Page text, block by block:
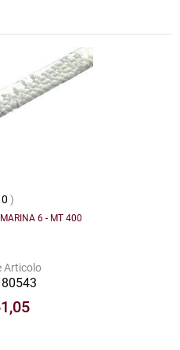
0 )
6 - MT 400
Articolo